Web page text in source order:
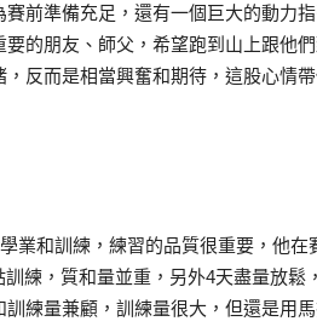
前準備充足，還有一個巨大的動力
的朋友、師父，希望跑到山上跟他
反而是相當興奮和期待，這股心情
業和訓練，練習的品質很重要，他在
訓練，質和量並重，另外4天盡量放鬆
練量兼顧，訓練量很大，但還是用